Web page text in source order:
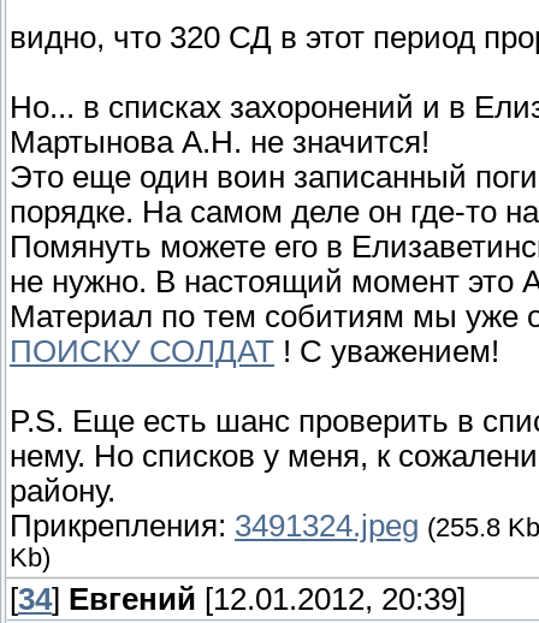
видно, что 320 СД в этот период
Но... в списках захоронений и в
Мартынова А.Н. не значится!
Это еще один воин записанный
порядке. На самом деле он где-то
Помянуть можете его в
не нужно. В настоящий момент это
Материал по тем собитиям мы уже
ПОИСКУ СОЛДАТ ! С уважением!
P.S. Еще есть шанс проверить в
нему. Но списков у меня, к
району.
Прикрепления: 3491324.jpeg (255.8
Kb)
[34] Евгений [12.01.2012, 20:39]